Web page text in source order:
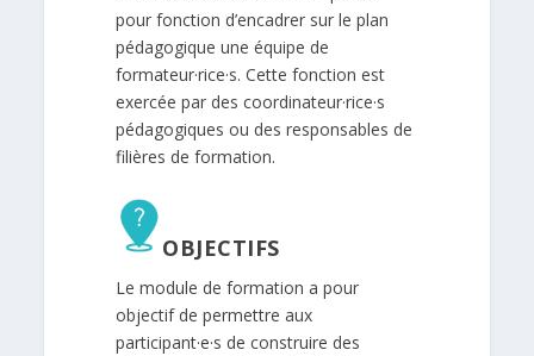
pour fonction d’encadrer sur le plan
pédagogique une équipe de
formateur·rice·s. Cette fonction est
exercée par des coordinateur·rice·s
pédagogiques ou des responsables de
filières de formation.
OBJECTIFS
Le module de formation a pour
objectif de permettre aux
participant·e·s de construire des